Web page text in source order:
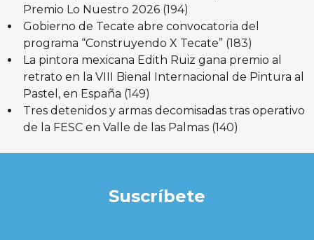
Premio Lo Nuestro 2026 (194)
Gobierno de Tecate abre convocatoria del
programa “Construyendo X Tecate” (183)
La pintora mexicana Edith Ruiz gana premio al
retrato en la VIII Bienal Internacional de Pintura al
Pastel, en España (149)
Tres detenidos y armas decomisadas tras operativo
de la FESC en Valle de las Palmas (140)
Suscríbete